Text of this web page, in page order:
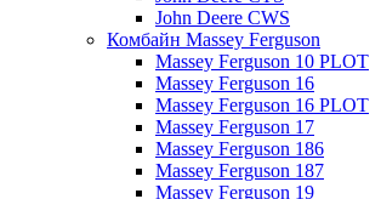
John Deere CWS
Комбайн Massey Ferguson
Massey Ferguson 10 PLOT
Massey Ferguson 16
Massey Ferguson 16 PLOT
Massey Ferguson 17
Massey Ferguson 186
Massey Ferguson 187
Massey Ferguson 19